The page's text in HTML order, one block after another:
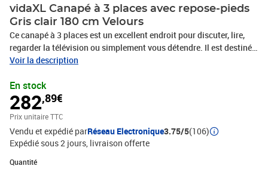
vidaXL Canapé à 3 places avec repose-pieds
Gris clair 180 cm Velours
Ce canapé à 3 places est un excellent endroit pour discuter, lire,
regarder la télévision ou simplement vous détendre. Il est destiné à
être un point central dans votre maison. Matériau doux et
qui offre une sensation agréable contre la peau, vous apportant
chaleur et confort ultime.Cadre robuste et stable : le cadre en
métal du canapé de salon assure robustesse et
stabilité.Expérience d'assise confortable : le canapé est très
confortable avec les sièges, les accoudoirs et les oreillers de
dossier bien rembourrés.Pouf polyvalent : le tabouret est
polyvalent, servant de repose-pieds confortable lorsque vous vous
Voir la description
En stock
282,89€
Prix unitaire TTC
Vendu et expédié parRéseau Electronique3.75/5(106)
Expédié sous 2 jours livraison offerte
Quantité
Quantité : 1